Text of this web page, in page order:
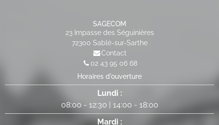
SAGECOM
23 Impasse des Séguinières
72300 Sablé-sur-Sarthe
Contact
02 43 95 06 68
Horaires d'ouverture
Lundi :
08:00 - 12:30 | 14:00 - 18:00
Mardi :